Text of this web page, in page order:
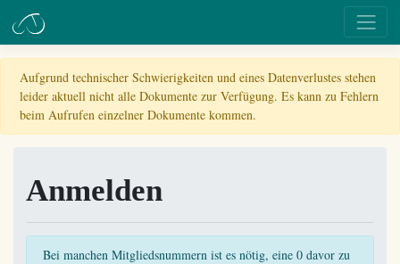
Aufgrund technischer Schwierigkeiten und eines Datenverlustes stehen
leider aktuell nicht alle Dokumente zur Verfügung. Es kann zu Fehlern
beim Aufrufen einzelner Dokumente kommen.
Anmelden
Bei manchen Mitgliedsnummern ist es nötig, eine 0 davor zu